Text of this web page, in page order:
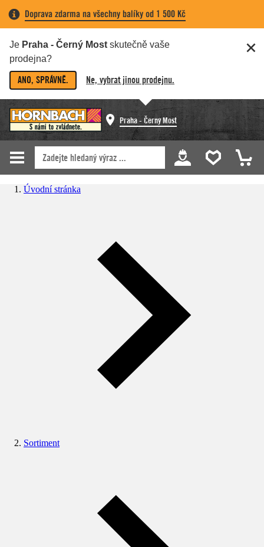
Doprava zdarma na všechny balíky od 1 500 Kč
Je Praha - Černý Most skutečně vaše
prodejna?
ANO, SPRÁVNĚ. Ne, vybrat jinou prodejnu.
Praha - Černý Most
Úvodní stránka
Sortiment